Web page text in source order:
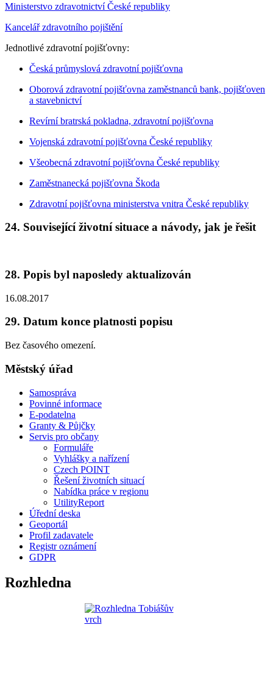
Ministerstvo zdravotnictví České republiky
Kancelář zdravotního pojištění
Jednotlivé zdravotní pojišťovny:
Česká průmyslová zdravotní pojišťovna
Oborová zdravotní pojišťovna zaměstnanců bank, pojišťoven
a stavebnictví
Revírní bratrská pokladna, zdravotní pojišťovna
Vojenská zdravotní pojišťovna České republiky
Všeobecná zdravotní pojišťovna České republiky
Zaměstnanecká pojišťovna Škoda
Zdravotní pojišťovna ministerstva vnitra České republiky
24. Související životní situace a návody, jak je řešit
28. Popis byl naposledy aktualizován
16.08.2017
29. Datum konce platnosti popisu
Bez časového omezení.
Městský úřad
Samospráva
Povinné informace
E-podatelna
Granty & Půjčky
Servis pro občany
Formuláře
Vyhlášky a nařízení
Czech POINT
Řešení životních situací
Nabídka práce v regionu
UtilityReport
Úřední deska
Geoportál
Profil zadavatele
Registr oznámení
GDPR
Rozhledna